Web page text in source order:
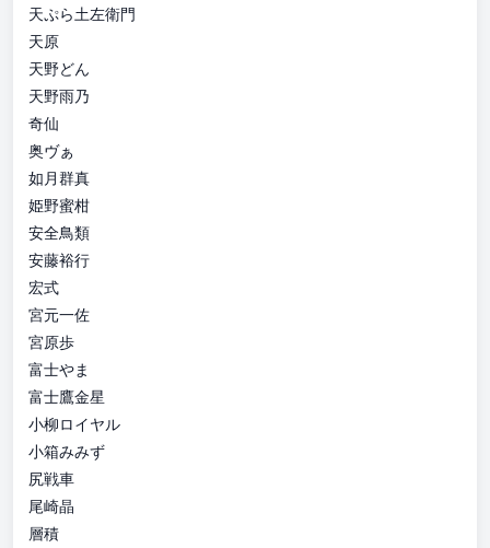
天ぷら土左衛門
天原
天野どん
天野雨乃
奇仙
奥ヴぁ
如月群真
姫野蜜柑
安全鳥類
安藤裕行
宏式
宮元一佐
宮原歩
富士やま
富士鷹金星
小柳ロイヤル
小箱みみず
尻戦車
尾崎晶
層積